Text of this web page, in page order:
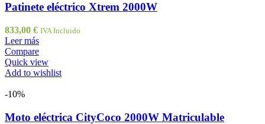
Patinete eléctrico Xtrem 2000W
833,00 € IVA Incluido
Leer más
Compare
Quick view
Add to wishlist
-10%
Moto eléctrica CityCoco 2000W Matriculable